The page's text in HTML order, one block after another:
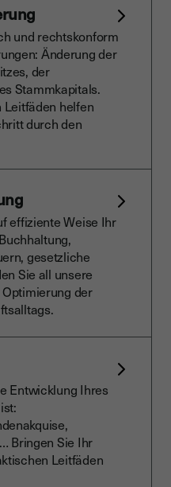
und rechtskonform
Änderung der
der
Stammkapitals.
helfen
durch den
effiziente Weise Ihr
gesetzliche
Sie all unsere
der
Entwicklung Ihres
Bringen Sie Ihr
Leitfäden